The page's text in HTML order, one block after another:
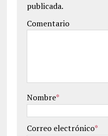
publicada.
Comentario
Nombre*
Correo electrónico*